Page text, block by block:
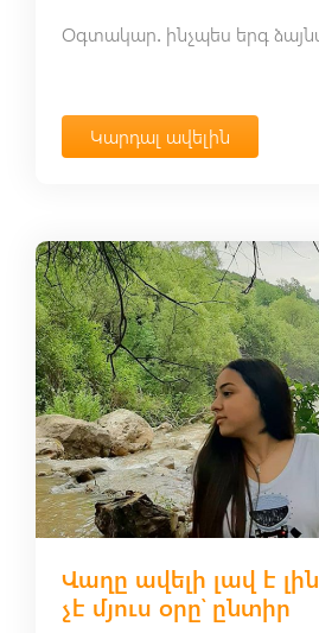
Կարդալ ավելին
Վաղը ավելի լավ է
չէ մյուս օրը՝ ընտիր